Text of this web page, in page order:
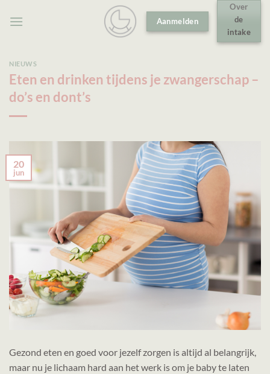
naar
Aanmelden
Over
de
intake
NIEUWS
Eten en drinken tijdens je zwangerschap –
do’s en dont’s
20
jun
Gezond eten en goed voor jezelf zorgen is altijd al belangrijk,
maar nu je lichaam hard aan het werk is om je baby te laten